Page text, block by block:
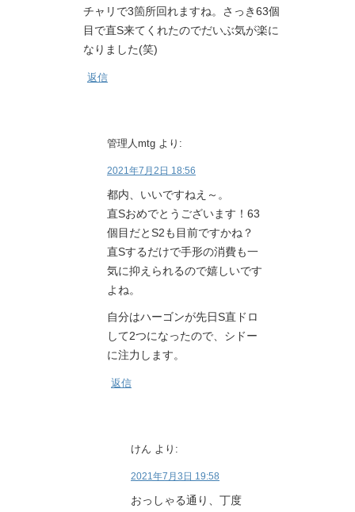
チャリで3箇所回れますね。さっき63個
目で直S来てくれたのでだいぶ気が楽に
なりました(笑)
返信
管理人mtg より:
2021年7月2日 18:56
都内、いいですねえ～。
直Sおめでとうございます！63
個目だとS2も目前ですかね？
直Sするだけで手形の消費も一
気に抑えられるので嬉しいです
よね。
自分はハーゴンが先日S直ドロ
して2つになったので、シドー
に注力します。
返信
けん より:
2021年7月3日 19:58
おっしゃる通り、丁度